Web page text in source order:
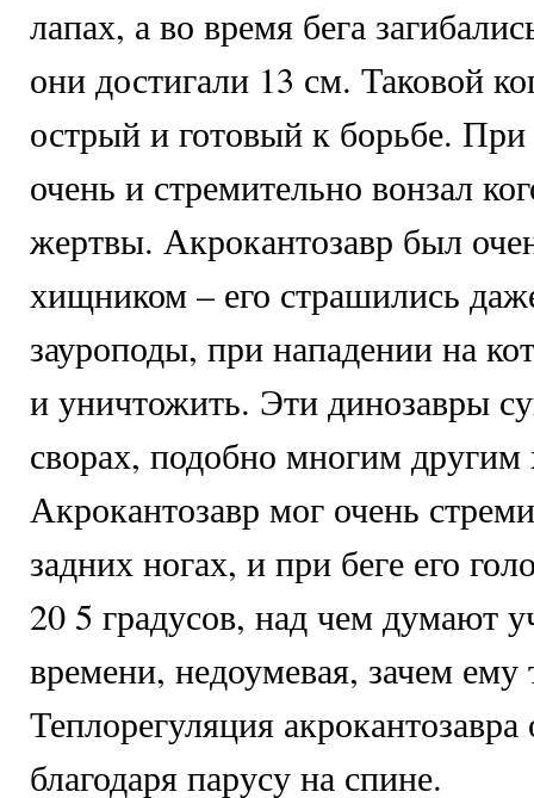
лапах, а во время бега
они достигали 13 см. Таковой
острый и готовый к борьбе. При
очень и стремительно вонзал
жертвы. Акрокантозавр был
хищником – его страшились
зауроподы, при нападении на
и уничтожить. Эти динозавры
сворах, подобно многим
Акрокантозавр мог очень
задних ногах, и при беге его
20 5 градусов, над чем думают
времени, недоумевая, зачем ему
Теплорегуляция
благодаря парусу на спине.